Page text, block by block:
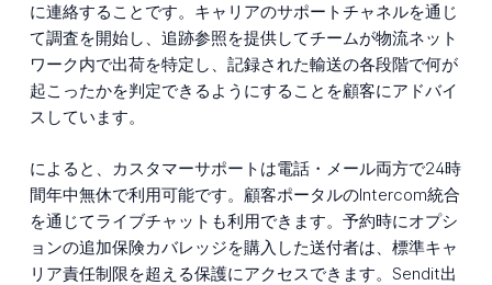
に連絡することです。キャリアのサポートチャネルを通じ
て調査を開始し、追跡参照を提供してチームが物流ネット
ワーク内で出荷を特定し、記録された輸送の各段階で何が
起こったかを判定できるようにすることを顧客にアドバイ
スしています。
によると、カスタマーサポートは電話・メール両方で24時
間年中無休で利用可能です。顧客ポータルのIntercom統合
を通じてライブチャットも利用できます。予約時にオプシ
ョンの追加保険カバレッジを購入した送付者は、標準キャ
リア責任制限を超える保護にアクセスできます。Sendit出